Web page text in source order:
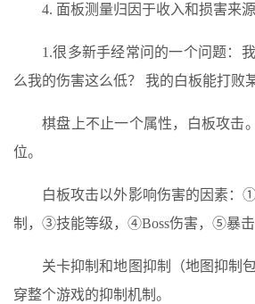
4. 面板测量归因于收入和损害来源
1.很多新手经常问的一个问题：
么我的伤害这么低？ 我的白板能打败
棋盘上不止一个属性，白板攻击
位。
白板攻击以外影响伤害的因素
制，③技能等级，④Boss伤害，⑤暴击
关卡抑制和地图抑制（地图抑制
穿整个游戏的抑制机制。